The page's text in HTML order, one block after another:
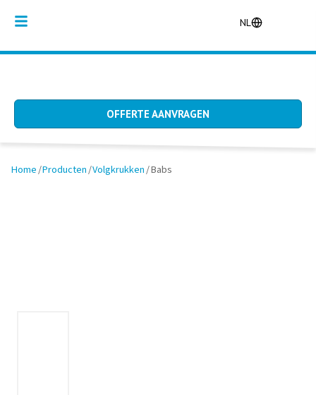
NL
OFFERTE AANVRAGEN
Home/Producten/Volgkrukken/Babs